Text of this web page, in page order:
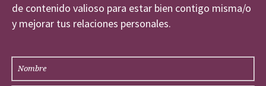
de contenido valioso para estar bien contigo misma/o
y mejorar tus relaciones personales.